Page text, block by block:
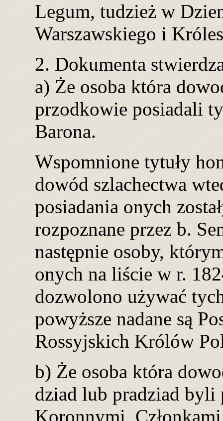
Legum, tudzież w
Warszawskiego i
2. Dokumenta
a) Że osoba która
przodkowie posiadali
Barona.
Wspomnione tytuły
dowód szlachectwa
posiadania onych
rozpoznane przez b.
następnie osoby,
onych na liście w r.
dozwolono używać
powyższe nadane są
Rossyjskich Królów
b) Że osoba która
dziad lub pradziad byli
Koronnymi,